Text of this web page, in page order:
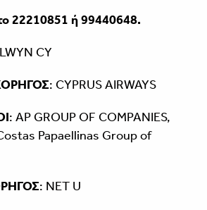
22210851 ή 99440648.
CY
: CYPRUS AIRWAYS
: AP GROUP OF COMPANIES,
Papaellinas Group of
: NET U